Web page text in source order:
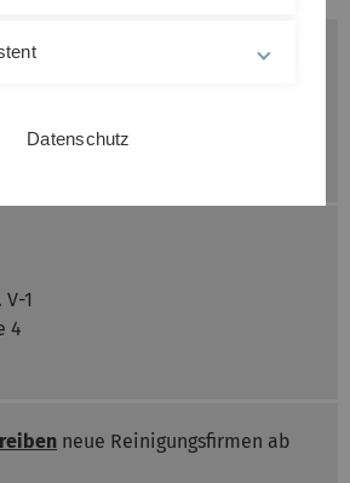
1
4
neue Reinigungsfirmen ab
Datenschutz